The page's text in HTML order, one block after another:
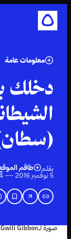
معلومات عامة
دخلك
بقلم طاقم
5 نوفمبر 2016 — 02:04 م
صورة لـGwili Gibbon من فليكر